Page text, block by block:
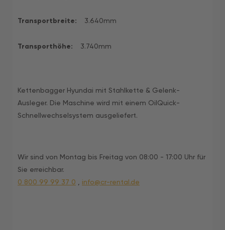
Transportbreite: 3.640mm
Transporthöhe: 3.740mm
Kettenbagger Hyundai mit Stahlkette & Gelenk-
Ausleger. Die Maschine wird mit einem OilQuick-
Schnellwechselsystem ausgeliefert.
Wir sind von Montag bis Freitag von 08:00 - 17:00 Uhr für
Sie erreichbar.
0 800 99 99 37 0
info@cr-rental.de